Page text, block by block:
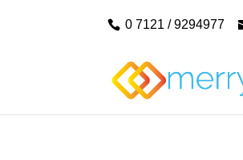
0 7121 / 9294977